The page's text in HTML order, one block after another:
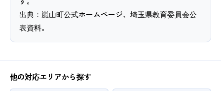
出典：嵐山町公式ホームページ、埼玉県教育委員会公
表資料。
他の対応エリアから探す